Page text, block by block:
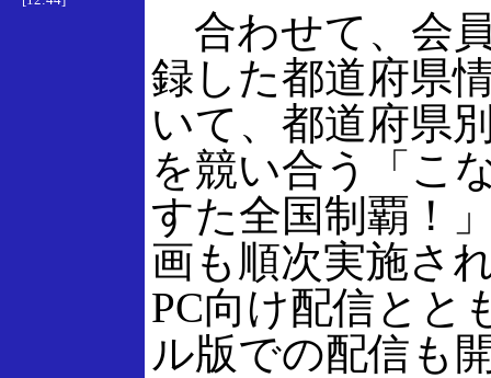
合わせて、会
録した都道府県
いて、都道府県
を競い合う「こ
すた全国制覇！
画も順次実施さ
PC向け配信とと
ル版での配信も